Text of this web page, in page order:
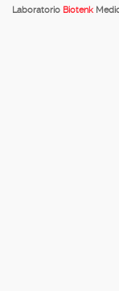
Laboratorio Biotenk